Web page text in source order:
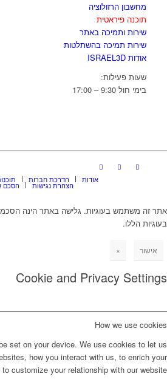
מחשבון הרזולוציה
תוכנה פיראטית
שירות ותמיכה באתר
שירות תמיכה בהשתלטות
אודות ISRAEL3D
שעות פעילות:
בימי חול 9:30 – 17:00
הדרכת חברות אודות
הסכם הצהרת נגישות
אתר זה משתמש בעוגיות. גלישה באתר הינה
בעוגיות הללו.
אישור ×
Cookie and Privacy Settings
How we use cookies
set on your device. We use cookies to let us
how you interact with us, to enrich your
customize your relationship with our website.